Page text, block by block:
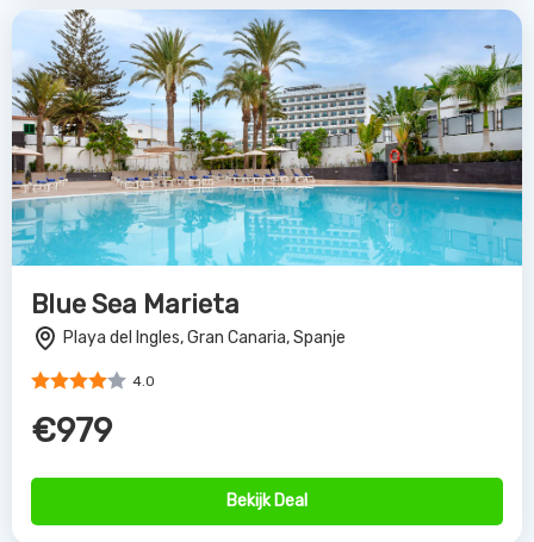
Blue Sea Marieta
Playa del Ingles, Gran Canaria, Spanje
4.0
€979
Bekijk Deal